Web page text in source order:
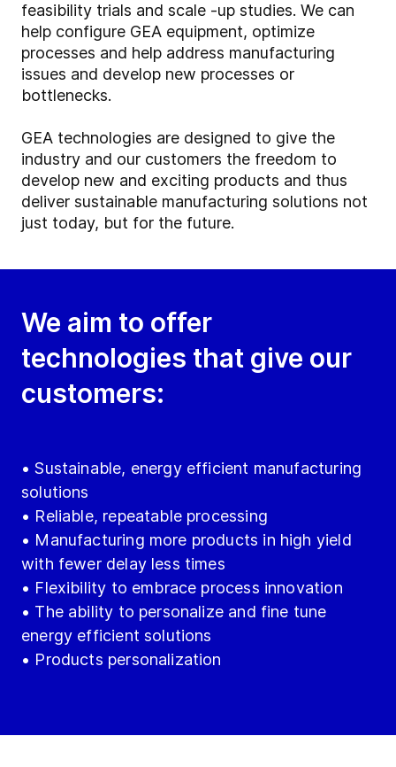
feasibility trials and scale -up studies. We can
help configure GEA equipment, optimize
processes and help address manufacturing
issues and develop new processes or
bottlenecks.
GEA technologies are designed to give the
industry and our customers the freedom to
develop new and exciting products and thus
deliver sustainable manufacturing solutions not
just today, but for the future.
We aim to offer
technologies that give our
customers:
• Sustainable, energy efficient manufacturing
solutions
• Reliable, repeatable processing
• Manufacturing more products in high yield
with fewer delay less times
• Flexibility to embrace process innovation
• The ability to personalize and fine tune
energy efficient solutions
• Products personalization